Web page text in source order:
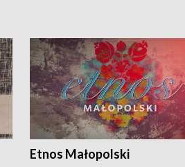
Etnos Małopolski